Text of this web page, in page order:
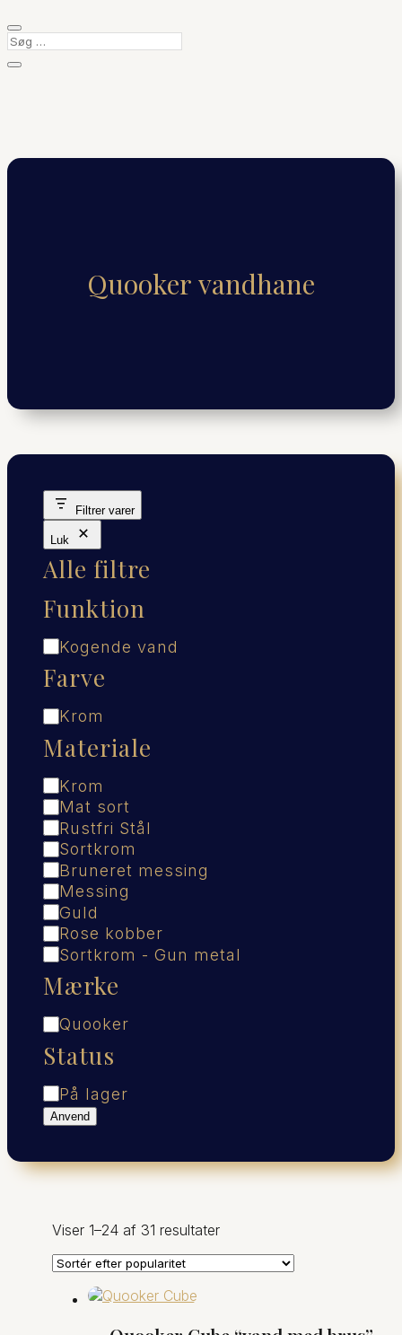
Quooker vandhane
Filtrer varer
Luk
Alle filtre
Funktion
Funktion
Kogende vand
Farve
Farve
Krom
Materiale
Materiale
Krom
Mat sort
Rustfri Stål
Sortkrom
Bruneret messing
Messing
Guld
Rose kobber
Sortkrom - Gun metal
Mærke
Mærke
Quooker
Status
Status
På lager
Anvend
Viser 1–24 af 31 resultaterSorteret
popularitet